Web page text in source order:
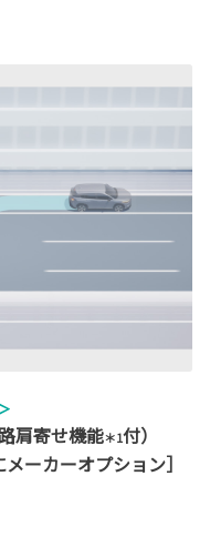
肩寄せ機能＊1付）
ーカーオプション］